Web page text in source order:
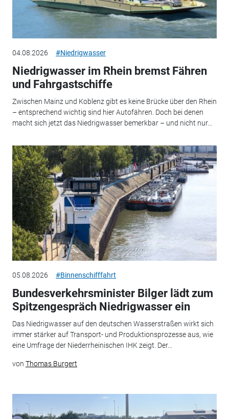
04.08.2026 #Niedrigwasser
Niedrigwasser im Rhein bremst Fähren
und Fahrgastschiffe
Zwischen Mainz und Koblenz gibt es keine Brücke über den Rhein
– entsprechend wichtig sind hier Autofähren. Doch bei denen
macht sich jetzt das Niedrigwasser bemerkbar – und nicht nur...
05.08.2026 #Binnenschifffahrt
Bundesverkehrsminister Bilger lädt zum
Spitzengespräch Niedrigwasser ein
Das Niedrigwasser auf den deutschen Wasserstraßen wirkt sich
immer stärker auf Transport- und Produktionsprozesse aus, wie
eine Umfrage der Niederrheinischen IHK zeigt. Der...
von Thomas Burgert